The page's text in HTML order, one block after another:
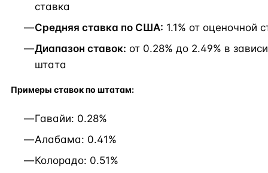
ставка
Средняя ставка по США: 1.1% от оценочной
Диапазон ставок: от 0.28% до 2.49% в
штата
Примеры ставок по штатам:
Гавайи: 0.28%
Алабама: 0.41%
Колорадо: 0.51%